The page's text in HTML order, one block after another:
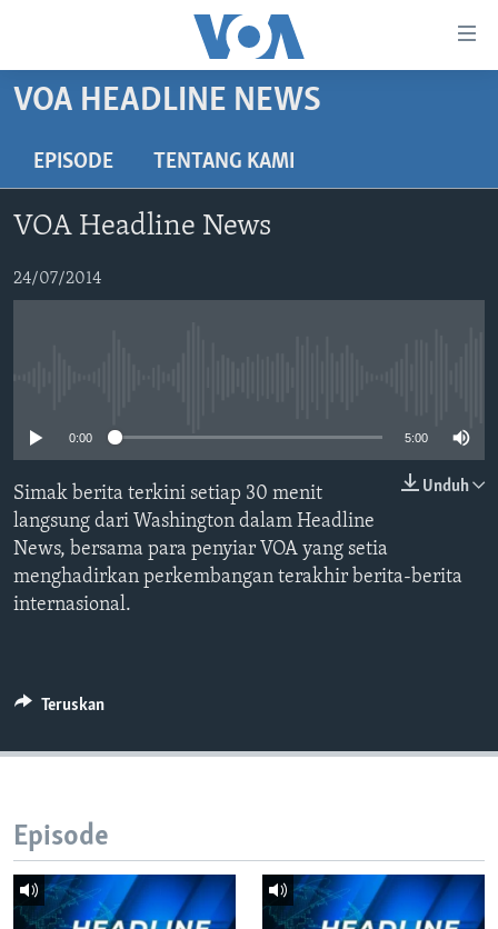
Akses
Utama
Lanjut
Navigasi
DUNIA
POLYGRAPH
DAFTAR PROGRAM
Bahasa-bahasa
VOA HEADLINE NEWS
EPISODE TENTANG KAMI
VOA Headline News
24/07/2014
0:00 5:00
Unduh
Simak berita terkini setiap 30 menit
langsung dari Washington dalam Headline
News, bersama para penyiar VOA yang setia
menghadirkan perkembangan terakhir berita-berita
internasional.
Teruskan
Episode